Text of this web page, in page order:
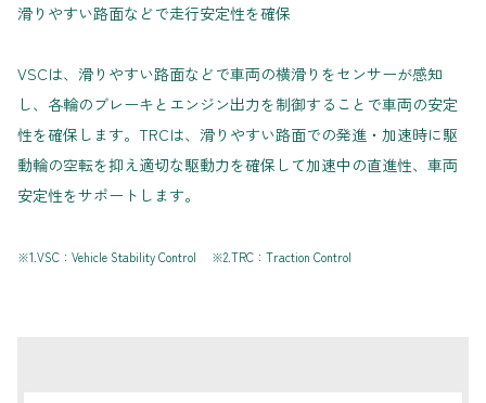
滑りやすい路面などで走行安定性を確保
VSCは、滑りやすい路面などで車両の横滑りをセンサーが感知
し、各輪のブレーキとエンジン出力を制御することで車両の安定
性を確保します。TRCは、滑りやすい路面での発進・加速時に駆
動輪の空転を抑え適切な駆動力を確保して加速中の直進性、車両
安定性をサポートします。
※1.VSC：Vehicle Stability Control ※2.TRC：Traction Control